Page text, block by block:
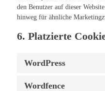
den Benutzer auf dieser
hinweg für ähnliche
6. Platzierte
WordPress
Wordfence